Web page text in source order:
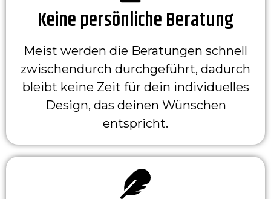
Keine persönliche Beratung
Meist werden die Beratungen schnell
zwischendurch durchgeführt, dadurch
bleibt keine Zeit für dein individuelles
Design, das deinen Wünschen
entspricht.